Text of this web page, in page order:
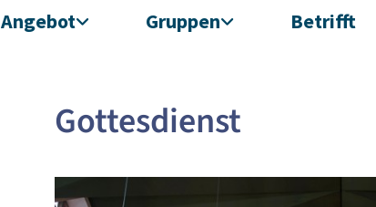
Angebot Gruppen Betrifft
Gottesdienst